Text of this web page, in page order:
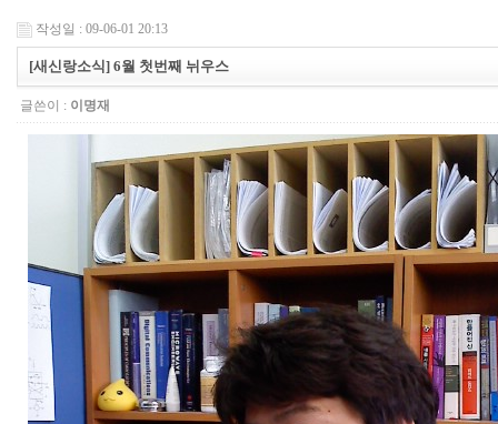
작성일 : 09-06-01 20:13
[새신랑소식] 6월 첫번째 뉘우스
글쓴이 : 이명재